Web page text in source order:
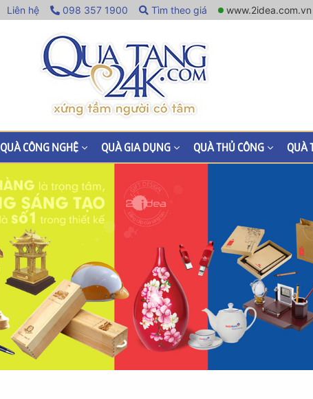
Liên hệ 098 357 1900 Tìm theo giá www.2idea.com.vn
QUÀ CÔNG NGHỆ QUÀ GIA DỤNG QUÀ THỦ CÔNG QUÀ